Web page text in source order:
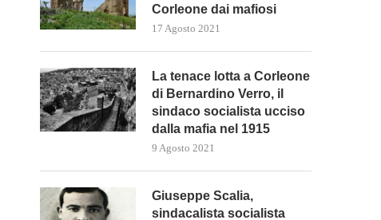
Corleone dai mafiosi
17 Agosto 2021
La tenace lotta a Corleone
di Bernardino Verro, il
sindaco socialista ucciso
dalla mafia nel 1915
9 Agosto 2021
Giuseppe Scalia,
sindacalista socialista